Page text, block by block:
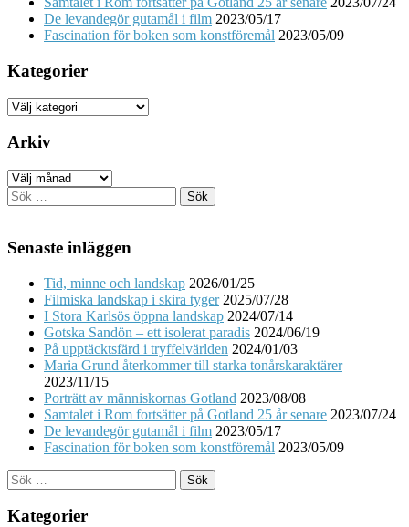
De levandegör gutamål i film 2023/05/17
Fascination för boken som konstföremål 2023/05/09
Kategorier
Kategorier
Arkiv
Arkiv
Sök
efter:
Senaste inläggen
Tid, minne och landskap 2026/01/25
Filmiska landskap i skira tyger 2025/07/28
I Stora Karlsös öppna landskap 2024/07/14
Gotska Sandön – ett isolerat paradis 2024/06/19
På upptäcktsfärd i tryffelvärlden 2024/01/03
Maria Grund återkommer till starka tonårskaraktärer
2023/11/15
Porträtt av människornas Gotland 2023/08/08
Samtalet i Rom fortsätter på Gotland 25 år senare 2023/07/24
De levandegör gutamål i film 2023/05/17
Fascination för boken som konstföremål 2023/05/09
Sök
efter:
Kategorier